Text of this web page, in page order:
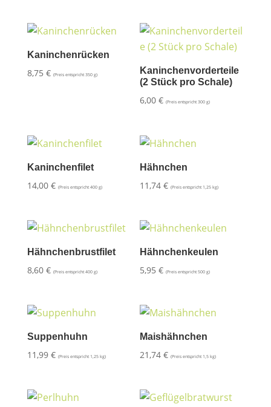
Kaninchenrücken
8,75 € (Preis entspricht 350 g)
Kaninchenvorderteile
(2 Stück pro Schale)
6,00€ (Preis entspricht 300 g)
Kaninchenfilet
14,00 € (Preis entspricht 400 g)
Hähnchen
11,74€ (Preis entspricht 1,25 kg)
Hähnchenbrustfilet
8,60 € (Preis entspricht 400 g)
Hähnchenkeulen
5,95€ (Preis entspricht 500 g)
Suppenhuhn
11,99 € (Preis entspricht 1,25 kg)
Maishähnchen
21,74€ (Preis entspricht 1,5 kg)